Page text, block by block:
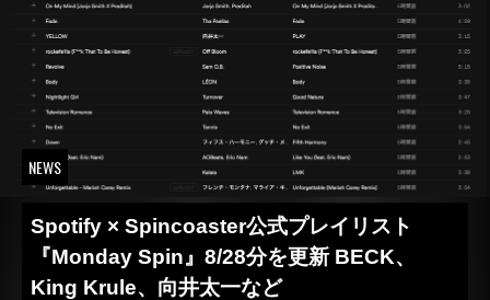
NEWS
Spotify × Spincoaster公式プレイリスト
『Monday Spin』8/28分を更新 BECK、
King Krule、向井太一など